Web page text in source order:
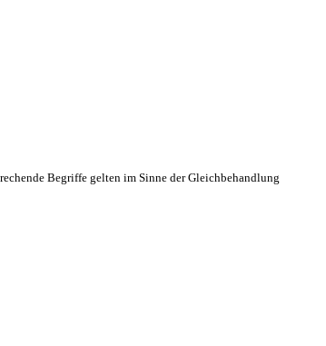
Begriffe gelten im Sinne der Gleichbehandlung